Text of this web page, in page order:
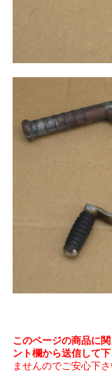
このページの商品に
ント欄から送信して下
ませんのでご安心下さ